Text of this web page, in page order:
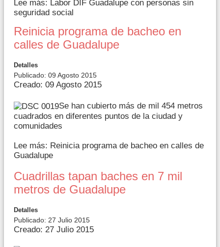
Lee más: Labor DIF Guadalupe con personas sin
seguridad social
Reinicia programa de bacheo en
calles de Guadalupe
Detalles
Publicado: 09 Agosto 2015
Creado: 09 Agosto 2015
Se han cubierto más de mil 454 metros
cuadrados en diferentes puntos de la ciudad y
comunidades
Lee más: Reinicia programa de bacheo en calles de
Guadalupe
Cuadrillas tapan baches en 7 mil
metros de Guadalupe
Detalles
Publicado: 27 Julio 2015
Creado: 27 Julio 2015